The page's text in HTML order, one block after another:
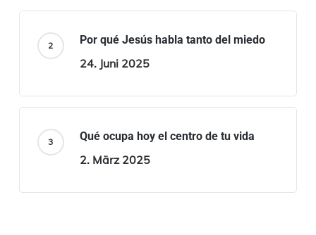
Por qué Jesús habla tanto del miedo
24. Juni 2025
Qué ocupa hoy el centro de tu vida
2. März 2025